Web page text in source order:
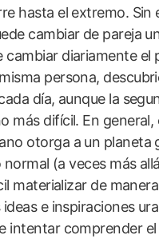
hasta el extremo. Sin
cambiar de pareja
cambiar diariamente el
persona,
día, aunque la
más difícil. En general,
otorga a un planeta
normal (a veces más
materializar de manera
e inspiraciones
intentar comprender el